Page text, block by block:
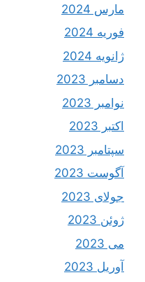
مارس 2024
فوریه 2024
ژانویه 2024
دسامبر 2023
نوامبر 2023
اکتبر 2023
سپتامبر 2023
آگوست 2023
جولای 2023
ژوئن 2023
می 2023
آوریل 2023